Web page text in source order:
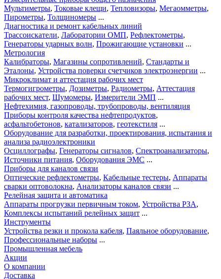
Мультиметры, Токовые клещи, Тепловизоры, Мегаомметры,
Пирометры, Толщиномеры ...
Диагностика и ремонт кабельных линий
Трассоискатели, Лаборатории ОМП, Рефлектометры,
Генераторы ударных волн, Прожигающие установки ...
Метрология
Калибраторы, Магазины сопротивлений, Стандарты и
Эталоны, Устройства поверки счетчиков электроэнергии ...
Микроклимат и аттестация рабочих мест
Термогигрометры, Дозиметры, Радиометры, Аттестация
рабочих мест, Шумомеры, Измерители ЭМП ...
Нефтехимия, газопроводы, трубопроводы, вентиляция
Приборы контроля качества нефтепродуктов,
асфальтобетонов, катализаторов, геотекстиля ...
Оборудование для разработки, проектирования, испытания и
анализа радиоэлектроники
Осциллографы, Генераторы сигналов, Спектроанализаторы,
Источники питания, Оборудования ЭМС ...
Приборы для каналов связи
Оптические рефлектометры, Кабельные тестеры, Аппараты
сварки оптоволокна, Анализаторы каналов связи ...
Релейная защита и автоматика
Аппараты прогрузки первичным током, Устройства РЗА,
Комплексы испытаний релейных защит ...
Инструменты
Устройства резки и прокола кабеля, Паяльное оборудование,
Профессиональные наборы ...
Промышленная мебель
Акции
О компании
Доставка